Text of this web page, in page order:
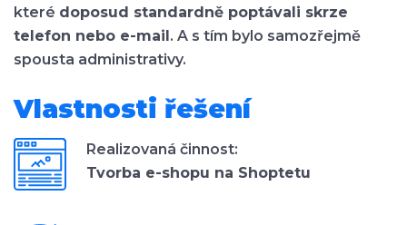
které doposud standardně poptávali skrze
telefon nebo e-mail. A s tím bylo samozřejmě
spousta administrativy.
Vlastnosti řešení
Realizovaná činnost:
Tvorba e-shopu na Shoptetu